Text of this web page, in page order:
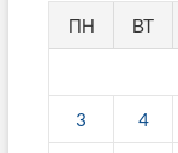
ПН ВТ
3 4